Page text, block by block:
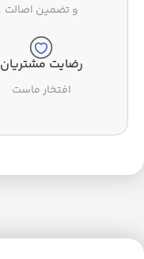
و تضمین اصالت
رضایت مشتریان
افتخار ماست